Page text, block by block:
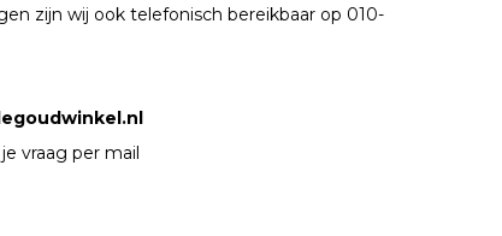
zijn wij ook telefonisch bereikbaar op 010-
vraag per mail